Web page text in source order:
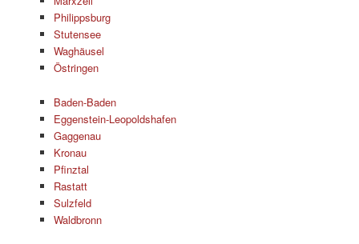
Philippsburg
Stutensee
Waghäusel
Östringen
Baden-Baden
Eggenstein-Leopoldshafen
Gaggenau
Kronau
Pfinztal
Rastatt
Sulzfeld
Waldbronn